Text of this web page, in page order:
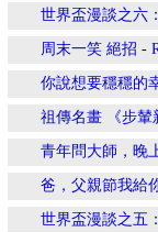
世界盃漫談之六
周末一笑 絕招 -
你說想要穩穩的
祖傳名畫 《步輦
青年問大師，晚
爸，父親節我給
世界盃漫談之五